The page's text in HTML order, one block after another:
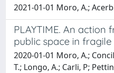
2021-01-01 Moro, A.;
PLAYTIME. An
public space in
2020-01-01 Moro, A.;
T.; Longo, A.; Carli, P;